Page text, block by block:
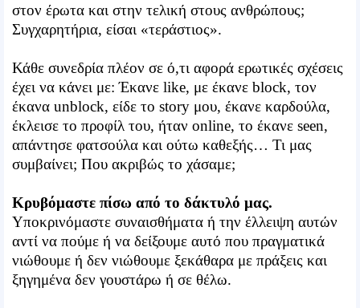
στον έρωτα και στην τελική στους ανθρώπους;
Συγχαρητήρια, είσαι «τεράστιος».
Κάθε συνεδρία πλέον σε ό,τι αφορά ερωτικές σχέσεις
έχει να κάνει με: Έκανε like, με έκανε block, τον
έκανα unblock, είδε το story μου, έκανε καρδούλα,
έκλεισε το προφίλ του, ήταν online, το έκανε seen,
απάντησε φατσούλα και ούτω καθεξής… Τι μας
συμβαίνει; Που ακριβώς το χάσαμε;
Κρυβόμαστε πίσω από το δάκτυλό μας.
Υποκρινόμαστε συναισθήματα ή την έλλειψη αυτών
αντί να πούμε ή να δείξουμε αυτό που πραγματικά
νιώθουμε ή δεν νιώθουμε ξεκάθαρα με πράξεις και
ξηγημένα δεν γουστάρω ή σε θέλω.